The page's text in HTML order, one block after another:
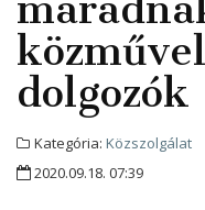
dolgozók
Kategória: Közszolgálat
2020.09.18. 07:39